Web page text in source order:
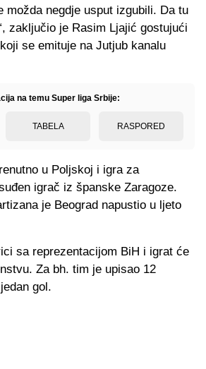
možda negdje usput izgubili. Da tu
zaključio je Rasim Ljajić gostujući
se emituje na Jutjub kanalu
na temu Super liga Srbije:
TABELA RASPORED
u Poljskoj i igra za
igrač iz španske Zaragoze.
je Beograd napustio u ljeto
sa reprezentacijom BiH i igrat će
Za bh. tim je upisao 12
gol.